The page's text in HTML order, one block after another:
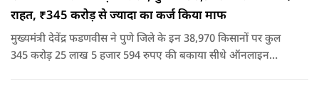
राहत, ₹345 करोड़ से ज्यादा का कर्ज किया माफ
मुख्यमंत्री देवेंद्र फडणवीस ने पुणे जिले के इन 38,970 किसानों पर कुल
345 करोड़ 25 लाख 5 हजार 594 रुपए की बकाया सीधे ऑनलाइन